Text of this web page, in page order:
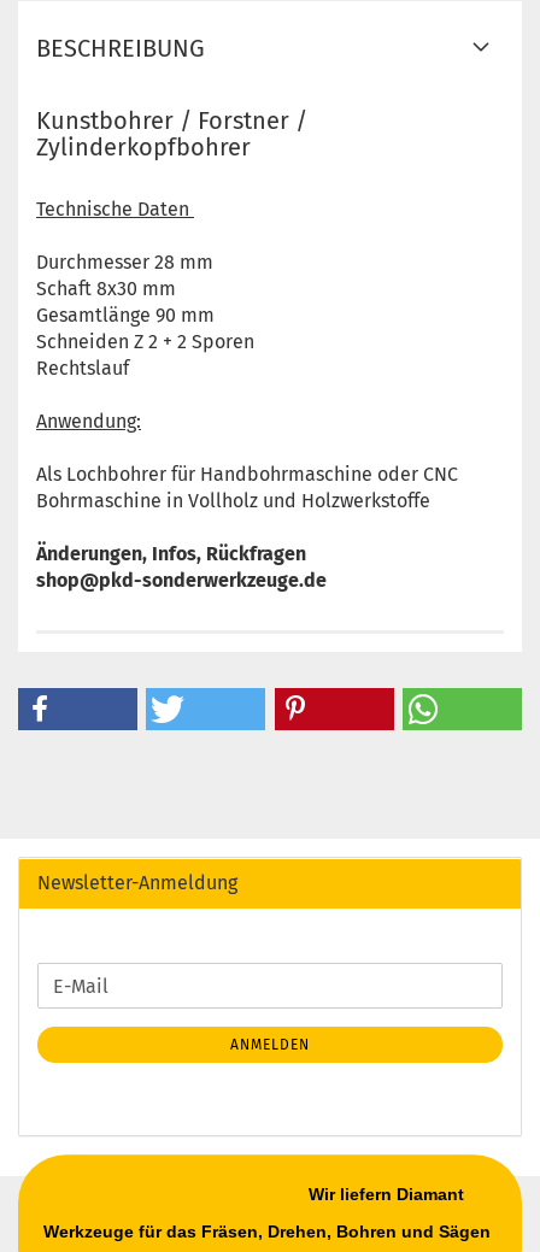
BESCHREIBUNG
Kunstbohrer / Forstner /
Zylinderkopfbohrer
Technische Daten
Durchmesser 28 mm
Schaft 8x30 mm
Gesamtlänge 90 mm
Schneiden Z 2 + 2 Sporen
Rechtslauf
Anwendung:
Als Lochbohrer für Handbohrmaschine oder CNC
Bohrmaschine in Vollholz und Holzwerkstoffe
Änderungen, Infos, Rückfragen
shop@pkd-sonderwerkzeuge.de
Newsletter-Anmeldung
WEITER
ZUR
NEWSLETTER-
ANMELDUNG
E-
Mail
ANMELDEN
Wir liefern Diamant
Werkzeuge für das Fräsen, Drehen, Bohren und Sägen